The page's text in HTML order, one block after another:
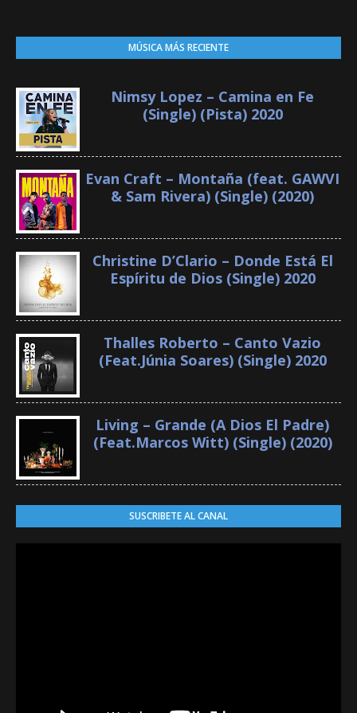
MÚSICA MÁS RECIENTE
Nimsy Lopez – Camina en Fe
(Single) (Pista) 2020
Evan Craft – Montaña (feat. GAWVI
& Sam Rivera) (Single) (2020)
Christine D’Clario – Donde Está El
Espíritu de Dios (Single) 2020
Thalles Roberto – Canto Vazio
(Feat.Júnia Soares) (Single) 2020
Living – Grande (A Dios El Padre)
(Feat.Marcos Witt) (Single) (2020)
SUSCRIBETE AL CANAL